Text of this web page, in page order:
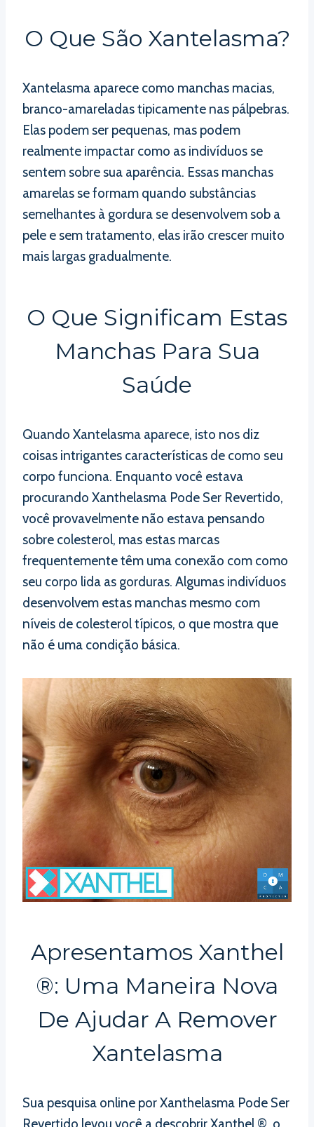
O Que São Xantelasma?
Xantelasma aparece como manchas macias,
branco-amareladas tipicamente nas pálpebras.
Elas podem ser pequenas, mas podem
realmente impactar como as indivíduos se
sentem sobre sua aparência. Essas manchas
amarelas se formam quando substâncias
semelhantes à gordura se desenvolvem sob a
pele e sem tratamento, elas irão crescer muito
mais largas gradualmente.
O Que Significam Estas
Manchas Para Sua
Saúde
Quando Xantelasma aparece, isto nos diz
coisas intrigantes características de como seu
corpo funciona. Enquanto você estava
procurando Xanthelasma Pode Ser Revertido,
você provavelmente não estava pensando
sobre colesterol, mas estas marcas
frequentemente têm uma conexão com como
seu corpo lida as gorduras. Algumas indivíduos
desenvolvem estas manchas mesmo com
níveis de colesterol típicos, o que mostra que
não é uma condição básica.
Apresentamos Xanthel
®: Uma Maneira Nova
De Ajudar A Remover
Xantelasma
Sua pesquisa online por Xanthelasma Pode Ser
Revertido levou você a descobrir Xanthel ®, o